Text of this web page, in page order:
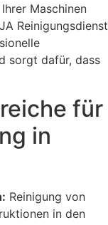
Maschinen
Reinigungsdienst
sorgt dafür, dass
für
in
Reinigung von
in den